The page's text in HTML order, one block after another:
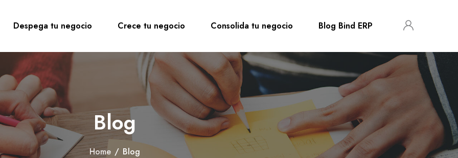
Despega tu negocio Crece tu negocio Consolida tu negocio Blog Bind ERP
Blog
Home / Blog